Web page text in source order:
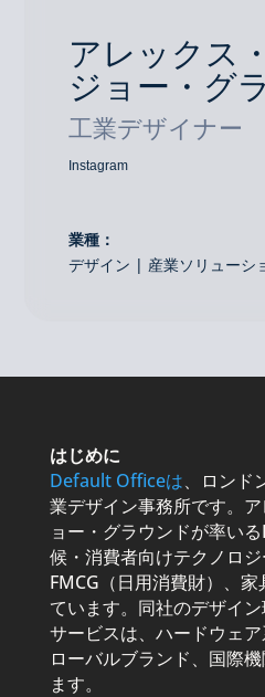
アレックス
ジョー・グ
工業デザイナー
Instagram
業種：
デザイン | 産業ソリューシ
はじめに
Default Officeは、ロンド
業デザイン事務所です。
ョー・グラウンドが率い
候・消費者向けテクノロジ
FMCG（日用消費財）、
ています。同社のデザイ
サービスは、ハードウェ
ローバルブランド、国際
ます。